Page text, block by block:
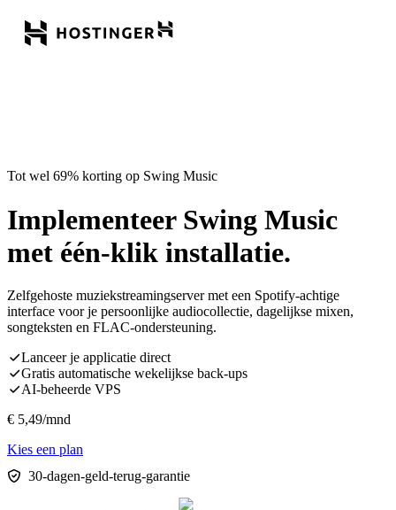
Tot wel 69% korting op Swing Music
Implementeer Swing Music
met één-klik installatie.
Zelfgehoste muziekstreamingserver met een Spotify-achtige
interface voor je persoonlijke audiocollectie, dagelijkse mixen,
songteksten en FLAC-ondersteuning.
Lanceer je applicatie direct
Gratis automatische wekelijkse back-ups
AI-beheerde VPS
€ 5,49/mnd
Kies een plan
30-dagen-geld-terug-garantie